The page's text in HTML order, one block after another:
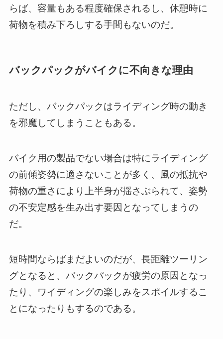
らば、容量もある程度確保されるし、休憩時に
荷物を積み下ろしする手間もないのだ。
バックパックがバイクに不向きな理由
ただし、バックパックはライディング時の動き
を邪魔してしまうこともある。
バイク用の製品でない場合は特にライディング
の前傾姿勢に適さないことが多く、風の抵抗や
荷物の重さにより上半身が揺さぶられて、姿勢
の不安定感を生み出す要因となってしまうの
だ。
短時間ならばまだよいのだが、長距離ツーリン
グとなると、バックパックが疲労の原因となっ
たり、ワイディングの楽しみをスポイルするこ
とになったりもするのである。